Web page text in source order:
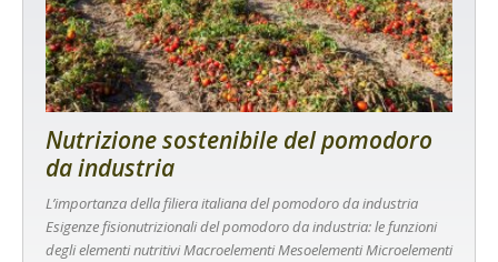
Nutrizione sostenibile del pomodoro
da industria
L’importanza della filiera italiana del pomodoro da industria
Esigenze fisionutrizionali del pomodoro da industria: le funzioni
degli elementi nutritivi Macroelementi Mesoelementi Microelementi